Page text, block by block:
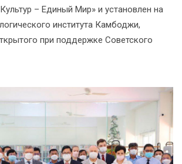
– Единый Мир» и установлен на
института Камбоджи,
при поддержке Советского